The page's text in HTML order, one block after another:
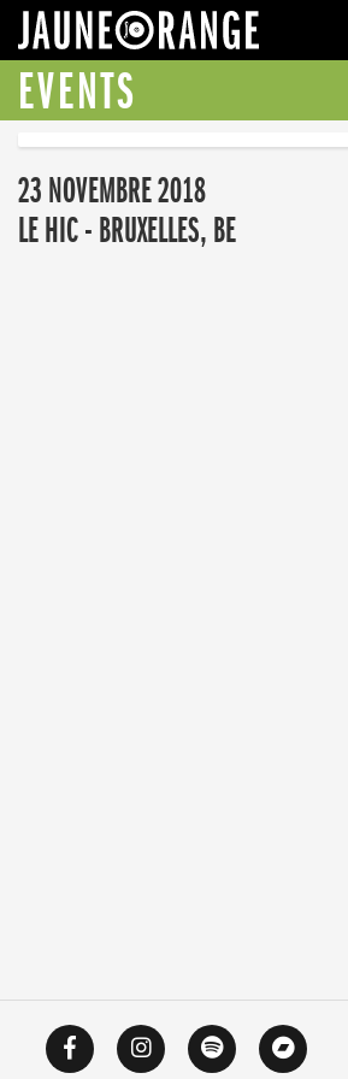
EVENTS
23 NOVEMBRE 2018
LE HIC - BRUXELLES, BE